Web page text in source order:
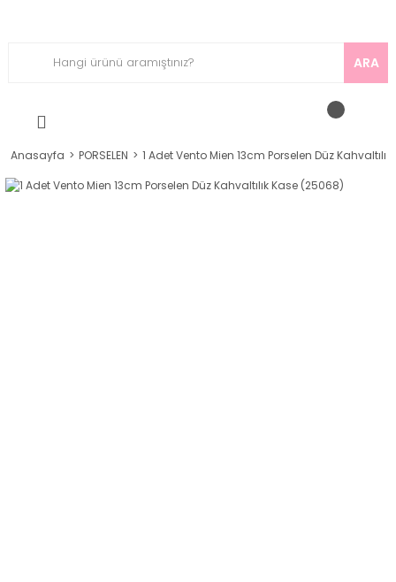
ARA
Anasayfa PORSELEN 1 Adet Vento Mien 13cm Porselen Düz